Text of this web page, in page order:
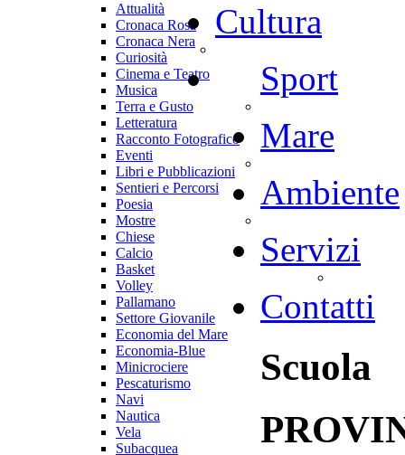
Attualità
Cronaca Rosa
Cronaca Nera
Curiosità
Cultura
Cinema e Teatro
Musica
Terra e Gusto
Letteratura
Racconto Fotografico
Eventi
Libri e Pubblicazioni
Sentieri e Percorsi
Poesia
Mostre
Chiese
Sport
Calcio
Basket
Volley
Pallamano
Settore Giovanile
Mare
Economia del Mare
Economia-Blue
Minicrociere
Pescaturismo
Navi
Nautica
Vela
Subacquea
Ambiente
Servizi
Contatti
Scuola